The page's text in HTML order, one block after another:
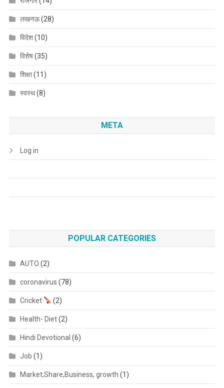
लखनऊ(28)
विदेश(10)
विशेष(35)
शिक्षा(11)
स्वस्थ(8)
META
Log in
POPULAR CATEGORIES
AUTO (2)
coronavirus (78)
Cricket (2)
Health- Diet(2)
Hindi Devotional (6)
Job (1)
Market;Share,Business, growth (1)